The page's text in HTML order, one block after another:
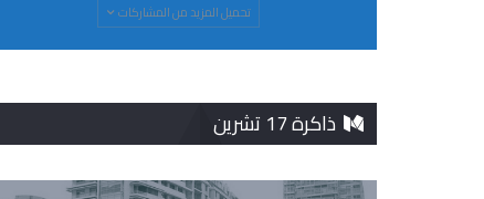
تحميل المزيد من المشاركات
ذاكرة 17 تشرين